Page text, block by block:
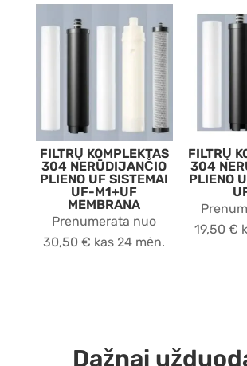
FILTRŲ KOMPLEKTAS
304 NERŪDIJANČIO
PLIENO UF SISTEMAI
UF-M1+UF
MEMBRANA
Prenumerata nuo
30,50€ kas 24 mėn.
FILTRŲ
304
PLIENO
19,50€
Dažnai